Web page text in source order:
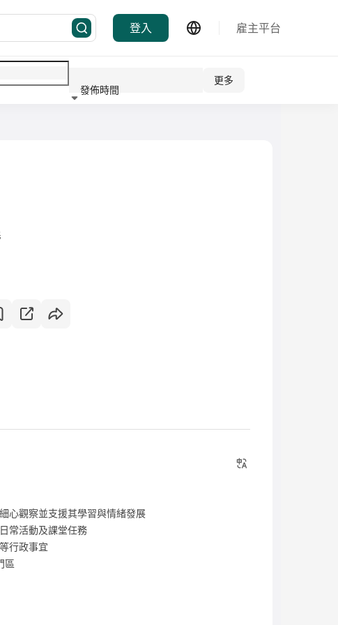
登入 雇主平台
發佈時間
更多
心觀察並支援其學習與情緒發展
常活動及課堂任務
行政事宜
區